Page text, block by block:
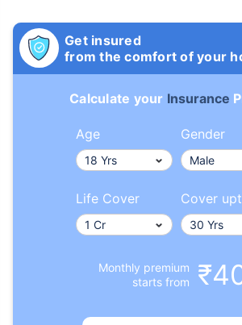
Get insured
from the comfort of your
Calculate your Insurance
Age Gender
Life Cover Cover
Monthly premium
starts from